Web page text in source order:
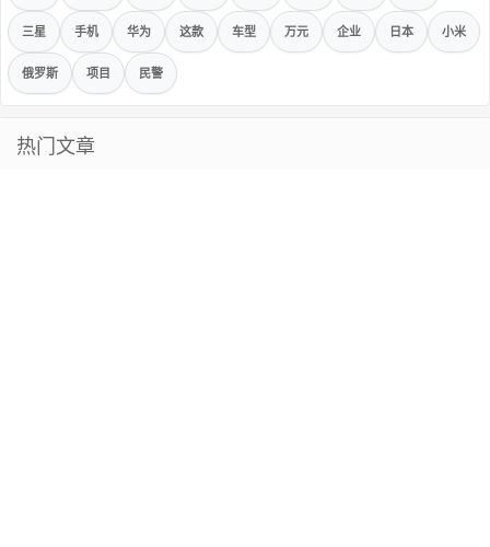
三星 手机 华为 这款 车型 万元 企业 日本 小米
俄罗斯 项目 民警
热门文章